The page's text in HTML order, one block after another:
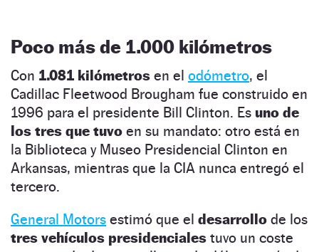
Poco más de 1.000 kilómetros
Con 1.081 kilómetros en el odómetro, el
Cadillac Fleetwood Brougham fue construido en
1996 para el presidente Bill Clinton. Es uno de
los tres que tuvo en su mandato: otro está en
la Biblioteca y Museo Presidencial Clinton en
Arkansas, mientras que la CIA nunca entregó el
tercero.
General Motors estimó que el desarrollo de los
tres vehículos presidenciales tuvo un coste